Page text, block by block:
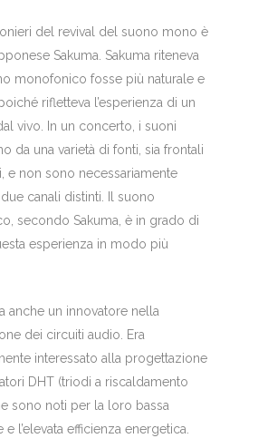
del revival del suono mono è
Sakuma. Sakuma riteneva
monofonico fosse più naturale e
rifletteva l’esperienza di un
vivo. In un concerto, i suoni
da una varietà di fonti, sia frontali
e non sono necessariamente
canali distinti. Il suono
secondo Sakuma, è in grado di
esperienza in modo più
anche un innovatore nella
dei circuiti audio. Era
interessato alla progettazione
DHT (triodi a riscaldamento
sono noti per la loro bassa
l’elevata efficienza energetica.